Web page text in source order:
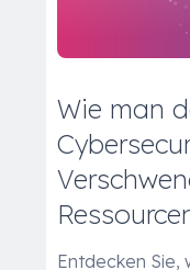
Wie man
Entdecken Sie,